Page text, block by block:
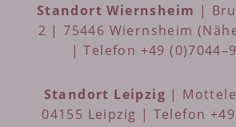
Standort Wiernsheim |
2 | 75446 Wiernsheim
| Telefon +49
Standort Leipzig |
04155 Leipzig | Telefon